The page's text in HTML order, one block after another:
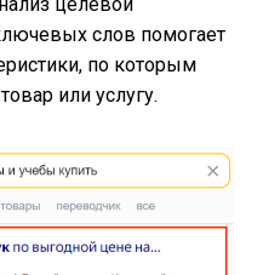
слов помогает
по которым
или услугу.